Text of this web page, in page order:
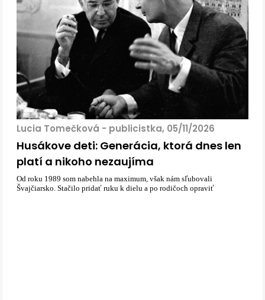
Lucia Tomečková - publicistka, 05/11/2026
Husákove deti: Generácia, ktorá dnes len
platí a nikoho nezaujíma
Od roku 1989 som nabehla na maximum, však nám sľubovali
Švajčiarsko. Stačilo pridať ruku k dielu a po rodičoch opraviť